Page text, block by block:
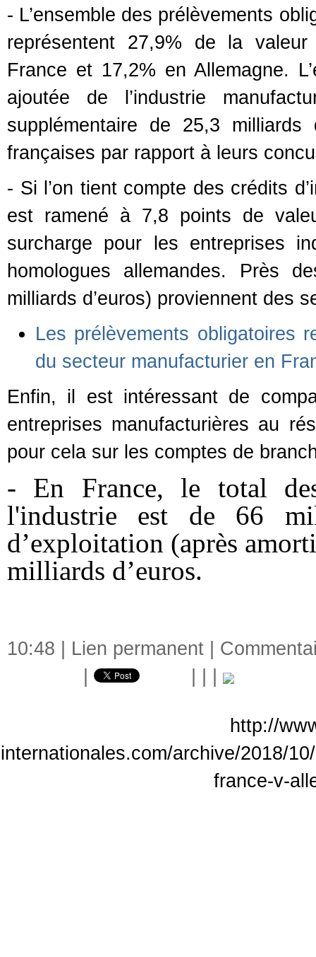
- L’ensemble des prélèvements
représentent 27,9% de la valeur
France et 17,2% en Allemagne.
ajoutée de l’industrie
supplémentaire de 25,3 milliards
françaises par rapport à leurs
- Si l’on tient compte des crédits
est ramené à 7,8 points de
surcharge pour les entreprises
homologues allemandes. Près
milliards d’euros) proviennent des
Les prélèvements obligatoires
du secteur manufacturier en
Enfin, il est intéressant de
entreprises manufacturières au
pour cela sur les comptes de
- En France, le total
l'industrie est de 66
d’exploitation (après
milliards d’euros.
10:48 | Lien permanent
http://
internationales.com/archive/2018/
france-v-